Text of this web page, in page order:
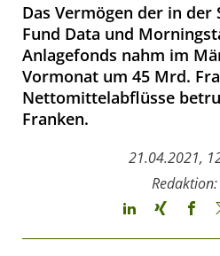
Das Vermögen der in der
Fund Data und
Anlagefonds nahm im
Vormonat um 45 Mrd.
Nettomittelabflüsse
Franken.
21.04.2021,